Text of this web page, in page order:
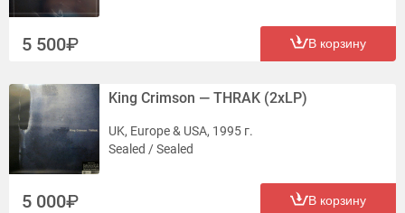
5 500 В корзину
King Crimson — THRAK (2xLP)
UK, Europe & USA, 1995 г.
Sealed / Sealed
5 000 В корзину